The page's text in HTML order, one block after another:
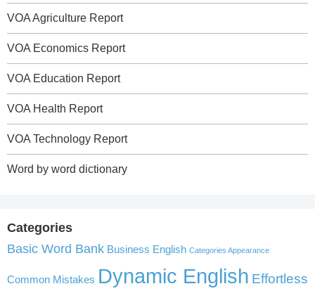
VOA Agriculture Report
VOA Economics Report
VOA Education Report
VOA Health Report
VOA Technology Report
Word by word dictionary
Categories
Basic Word Bank Business English Categories Appearance
Common Mistakes Dynamic English Effortless